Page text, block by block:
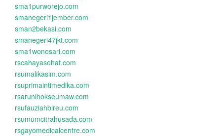
sma1purworejo.com
smanegeri1jember.com
sman2bekasi.com
smanegeri47jkt.com
sma1wonosari.com
rscahayasehat.com
rsumalikasim.com
rsuprimaintimedika.com
rsarunlhokseumaw.com
rsufauziahbireu.com
rsumumcitrahusada.com
rsgayomedicalcentre.com